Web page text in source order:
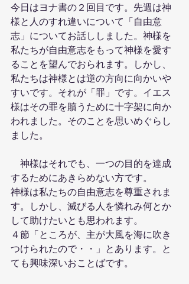
今日はヨナ書の２回目です。先週は神
様と人のすれ違いについて「自由意
志」についてお話ししました。神様を
私たちが自由意志をもって神様を愛す
ることを望んでおられます。しかし、
私たちは神様とは逆の方向に向かいや
すいです。それが「罪」です。イエス
様はその罪を贖うために十字架に向か
われました。そのことを思いめぐらし
ました。
神様はそれでも、一つの目的を達成
するためにあきらめない方です。
神様は私たちの自由意志を尊重されま
す。しかし、滅びる人を憐れみ何とか
して助けたいとも思われます。
４節「ところが、主が大風を海に吹き
つけられたので・・」とあります。と
ても興味深いおことばです。